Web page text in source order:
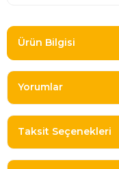
Ürün Bilgisi
Yorumlar
Taksit Seçenekleri